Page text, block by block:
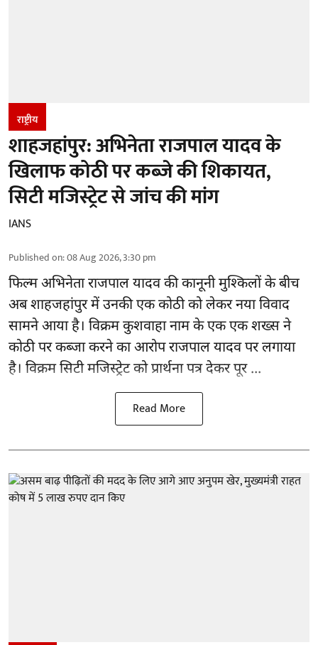
राष्ट्रीय
शाहजहांपुर: अभिनेता राजपाल यादव के
खिलाफ कोठी पर कब्जे की शिकायत,
सिटी मजिस्ट्रेट से जांच की मांग
IANS
Published on:08 Aug 2026, 3:30 pm
फिल्म अभिनेताराजपाल यादवकी कानूनी मुश्किलों के बीच
अब शाहजहांपुर में उनकी एक कोठी को लेकर नया विवाद
सामने आया है। विक्रम कुशवाहा नाम के एक एक शख्स ने
कोठी पर कब्जा करने का आरोप राजपाल यादव पर लगाया
है। विक्रम सिटी मजिस्ट्रेट को प्रार्थना पत्र देकर पूर ...
Read More